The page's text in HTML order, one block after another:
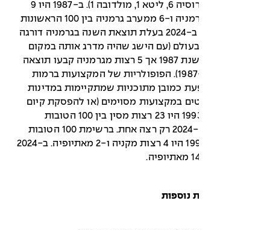
ב-2024 רק 8 (רוסיה 6, ליטא 1, מולדובה 1). ב-1987 היו 9
רצות ממזרח גרמניה ו-6 ממערב גרמניה בין 100 הראשונות
בריצת 400 מ'. ב-2024 בעלת תוצאת השנה בגרמניה דורגה
ה-104 בעולם (עם הישג שהיה מדרג אותה במקום
ה-37 בעולם בשנת 1987 אך 5 רצות מגרמניה קבעו תוצאה
טובה ממנה ב-1987). הפופולריות של המקצועות ברמות
כמובן מתוכניות שמתקיימות במדינות
במקצועות מסוימים (או להפסקת קיום
התוכניות). ב-1993 היו 23 רצות מסין בין 100 הטובות
ב-10,000 מ'. ב-2024 רק רצה אחת. ברשימת 100 הטובות
ב-10,000 ב-1993 היו 4 רצות מקניה ו-2 מאתיופיה. ב-2024